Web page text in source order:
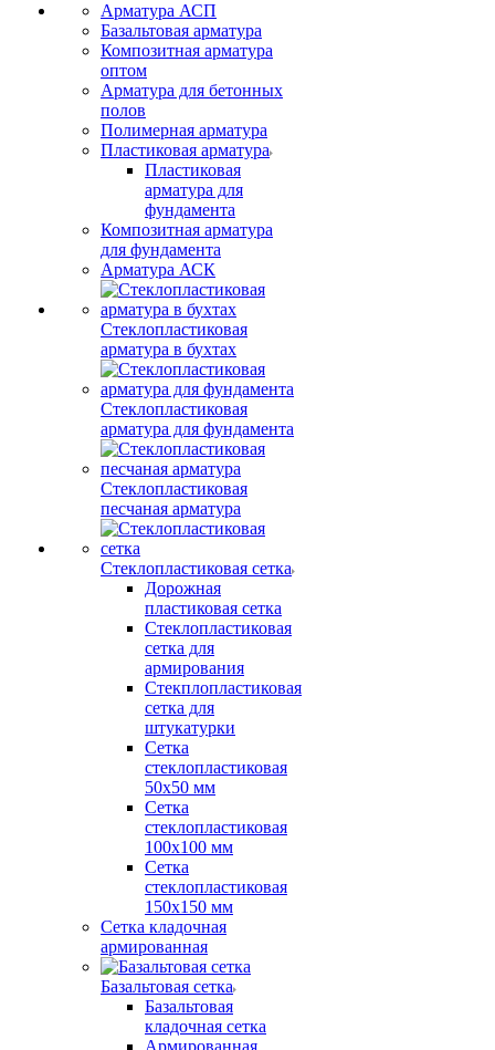
Арматура АСП
Базальтовая арматура
Композитная арматура
оптом
Арматура для бетонных
полов
Полимерная арматура
Пластиковая арматура
Пластиковая
арматура для
фундамента
Композитная арматура
для фундамента
Арматура АСК
Стеклопластиковая
арматура в бухтах
Стеклопластиковая
арматура для фундамента
Стеклопластиковая
песчаная арматура
Стеклопластиковая сетка
Дорожная
пластиковая сетка
Стеклопластиковая
сетка для
армирования
Стекплопластиковая
сетка для
штукатурки
Сетка
стеклопластиковая
50x50 мм
Сетка
стеклопластиковая
100x100 мм
Сетка
стеклопластиковая
150x150 мм
Сетка кладочная
армированная
Базальтовая сетка
Базальтовая
кладочная сетка
Армированная